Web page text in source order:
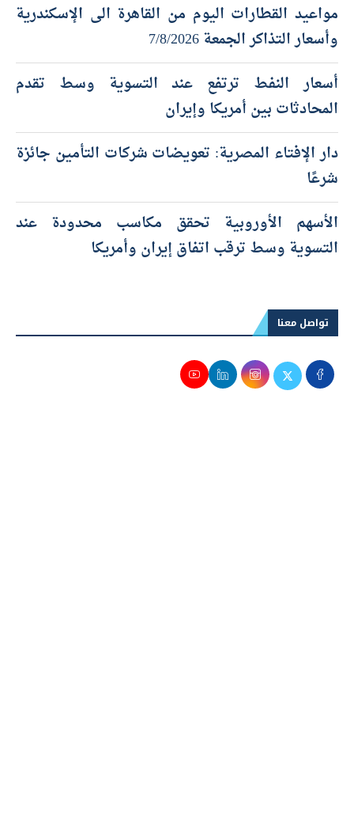
مواعيد القطارات اليوم من القاهرة الى الإسكندرية
وأسعار التذاكر الجمعة 7/8/2026
أسعار النفط ترتفع عند التسوية وسط تقدم
المحادثات بين أمريكا وإيران
دار الإفتاء المصرية: تعويضات شركات التأمين جائزة
شرعًا
الأسهم الأوروبية تحقق مكاسب محدودة عند
التسوية وسط ترقب اتفاق إيران وأمريكا
تواصل معنا